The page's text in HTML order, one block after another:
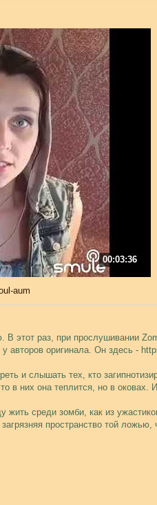
00:03:36
aum
этот раз, при прослушивании
авторов оригинала. Он здесь -
и слышать тех, кто
в них она теплится, но в оковах.
жить среди зомби, как из
пространство той ложью,